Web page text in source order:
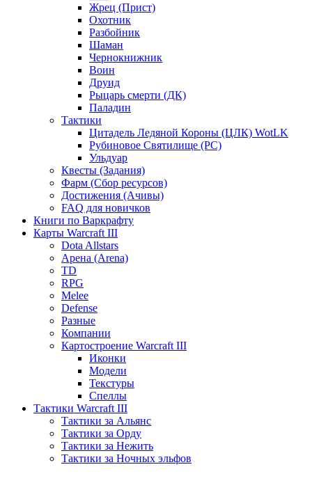
Жрец (Прист)
Охотник
Разбойник
Шаман
Чернокнижник
Воин
Друид
Рыцарь смерти (ДК)
Паладин
Тактики
Цитадель Ледяной Короны (ЦЛК) WotLK
Рубиновое Святилище (РС)
Ульдуар
Квесты (Задания)
Фарм (Сбор ресурсов)
Достижения (Ачивы)
FAQ для новичков
Книги по Варкрафту
Карты Warcraft III
Dota Allstars
Арена (Arena)
TD
RPG
Melee
Defense
Разные
Компании
Картостроение Warcraft III
Иконки
Модели
Текстуры
Спеллы
Тактики Warcraft III
Тактики за Альянс
Тактики за Орду
Тактики за Нежить
Тактики за Ночных эльфов